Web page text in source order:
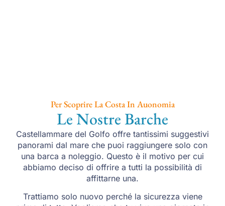
Per Scoprire La Costa In Auonomia
Le Nostre Barche
Castellammare del Golfo offre tantissimi suggestivi
panorami dal mare che puoi raggiungere solo con
una barca a noleggio. Questo è il motivo per cui
abbiamo deciso di offrire a tutti la possibilità di
affittarne una.
Trattiamo solo nuovo perché la sicurezza viene